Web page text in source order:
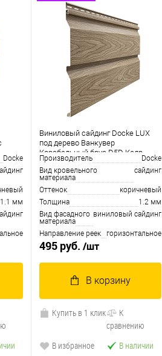
Docke
1.1 мм
Виниловый сайдинг Docke LUX
под дерево Ванкувер
Корабельный брус D5D Кедр
Производитель
Docke
Вид кровельного
материала
сайдинг
Оттенок
коричневый
Толщина
1.2 мм
Вид фасадного
материала
виниловый сайдинг
Направление реек горизонтальное
495 руб. /шт
В корзину
Купить в 1 клик
К
сравнению
В избранное
В наличии